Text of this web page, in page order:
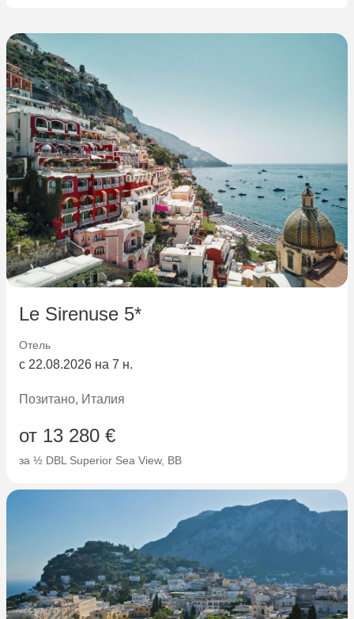
Le Sirenuse 5*
Отель
с 22.08.2026 на 7 н.
Позитано, Италия
от 13 280 €
за ½ DBL Superior Sea View, BB